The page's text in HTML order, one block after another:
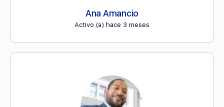
Ana Amancio
Activo (a) hace 3 meses